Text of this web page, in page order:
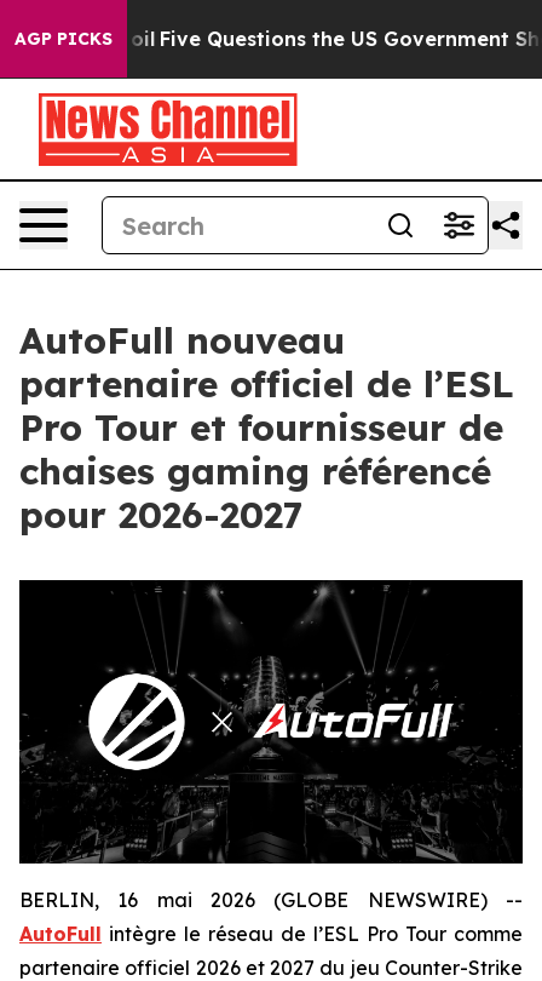
AGP PICKS
oil Five Questions the US Government
AutoFull nouveau
partenaire officiel de l’ESL
Pro Tour et fournisseur de
chaises gaming référencé
pour 2026-2027
BERLIN, 16 mai 2026 (GLOBE NEWSWIRE) --
AutoFull intègre le réseau de l’ESL Pro Tour comme
partenaire officiel 2026 et 2027 du jeu Counter-Strike